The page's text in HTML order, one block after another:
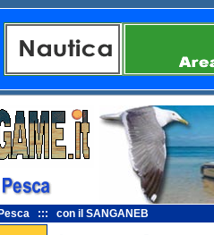
::: con il SANGANEB